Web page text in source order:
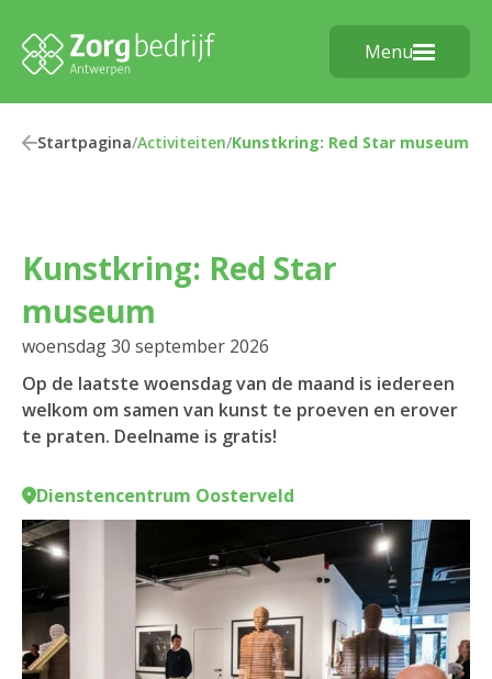
Menu
Startpagina/Activiteiten/Kunstkring: Red Star museum
Kunstkring: Red Star
museum
woensdag 30 september 2026
Op de laatste woensdag van de maand is iedereen
welkom om samen van kunst te proeven en erover
te praten. Deelname is gratis!
Dienstencentrum Oosterveld